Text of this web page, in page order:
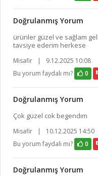
Doğrulanmış Yorum
ürünler güzel ve sağlam
tavsiye ederim herkese
Misafir |
9.12.2025 10:08
Bu yorum faydalı mı?
0
Doğrulanmış Yorum
Çok güzel cok begendım
Misafir |
10.12.2025 14:50
Bu yorum faydalı mı?
0
Doğrulanmış Yorum